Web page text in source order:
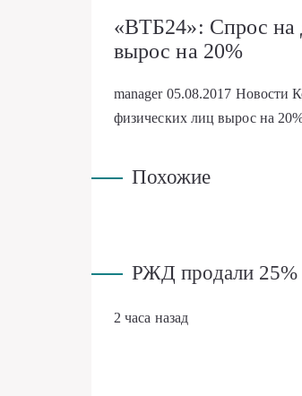
«ВТБ24»: Спрос на
вырос на 20%
manager 05.08.2017 Новости
физических лиц вырос на
Похожие
РЖД продали
2 часа назад